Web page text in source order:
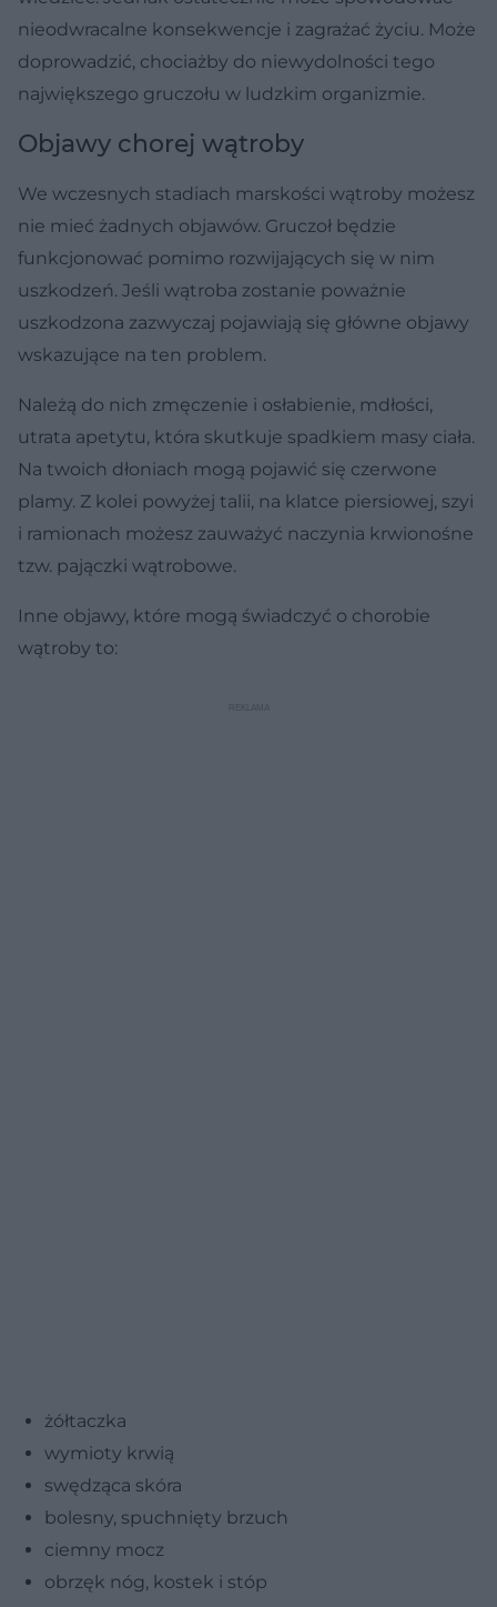
nieodwracalne konsekwencje i zagrażać życiu. Może
doprowadzić, chociażby do niewydolności tego
największego gruczołu w ludzkim organizmie.
Objawy chorej wątroby
We wczesnych stadiach marskości wątroby możesz
nie mieć żadnych objawów. Gruczoł będzie
funkcjonować pomimo rozwijających się w nim
uszkodzeń. Jeśli wątroba zostanie poważnie
uszkodzona zazwyczaj pojawiają się główne objawy
wskazujące na ten problem.
Należą do nich zmęczenie i osłabienie, mdłości,
utrata apetytu, która skutkuje spadkiem masy ciała.
Na twoich dłoniach mogą pojawić się czerwone
plamy. Z kolei powyżej talii, na klatce piersiowej, szyi
i ramionach możesz zauważyć naczynia krwionośne
tzw. pajączki wątrobowe.
Inne objawy, które mogą świadczyć o chorobie
wątroby to:
żółtaczka
wymioty krwią
swędząca skóra
bolesny, spuchnięty brzuch
ciemny mocz
obrzęk nóg, kostek i stóp